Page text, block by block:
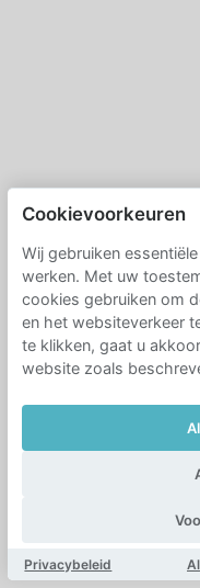
Cookievoorkeuren
Wij gebruiken
werken. Met uw
cookies gebruiken om
en het websiteverkeer
te klikken, gaat u
website zoals
Privacybeleid